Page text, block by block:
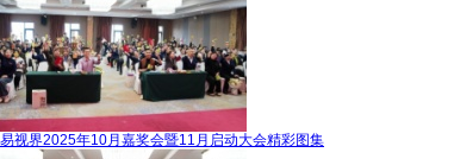
易视界2025年10月嘉奖会暨11月启动大会精彩图集